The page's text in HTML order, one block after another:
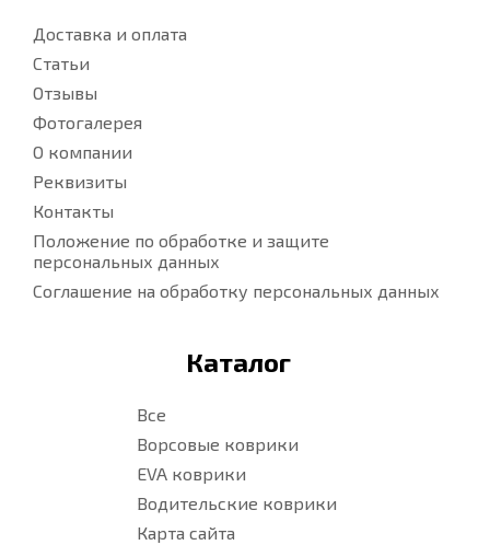
Доставка и оплата
Статьи
Отзывы
Фотогалерея
О компании
Реквизиты
Контакты
Положение по обработке и защите
персональных данных
Соглашение на обработку персональных данных
Каталог
Все
Ворсовые коврики
EVA коврики
Водительские коврики
Карта сайта